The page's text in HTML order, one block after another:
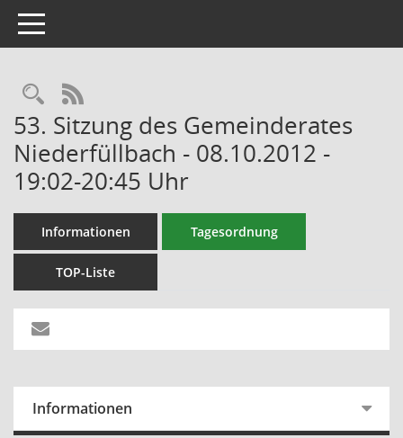
Toggle navigation
RSS-Feed
53. Sitzung des Gemeinderates
Niederfüllbach - 08.10.2012 -
19:02-20:45 Uhr
Informationen Tagesordnung
TOP-Liste
Informationen